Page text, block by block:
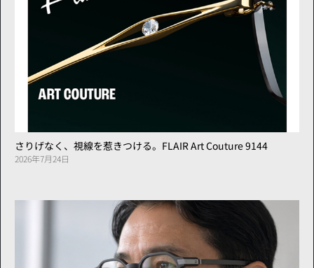
さりげなく、視線を惹きつける。FLAIR Art Couture 9144
2026年7月24日